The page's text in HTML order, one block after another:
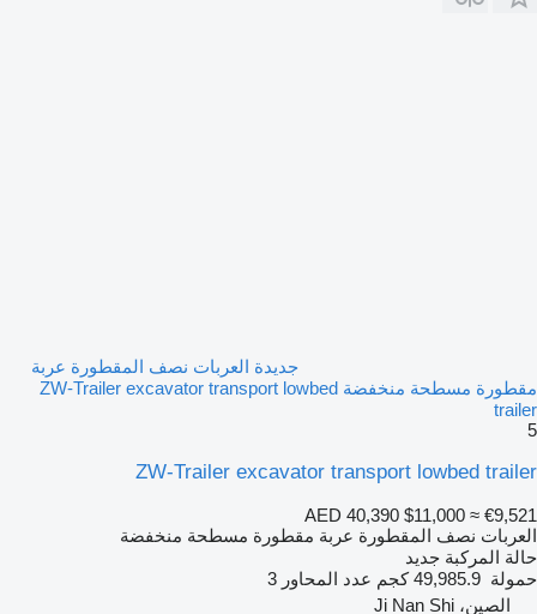
جديدة العربات نصف المقطورة عربة
مقطورة مسطحة منخفضة ZW-Trailer excavator transport lowbed
trailer
5
ZW-Trailer excavator transport lowbed trailer
AED 40,390 $11,000 ≈ €9,521
العربات نصف المقطورة عربة مقطورة مسطحة منخفضة
حالة المركبة جديد
حمولة 49,985.9 كجم عدد المحاور 3
الصين، Ji Nan Shi